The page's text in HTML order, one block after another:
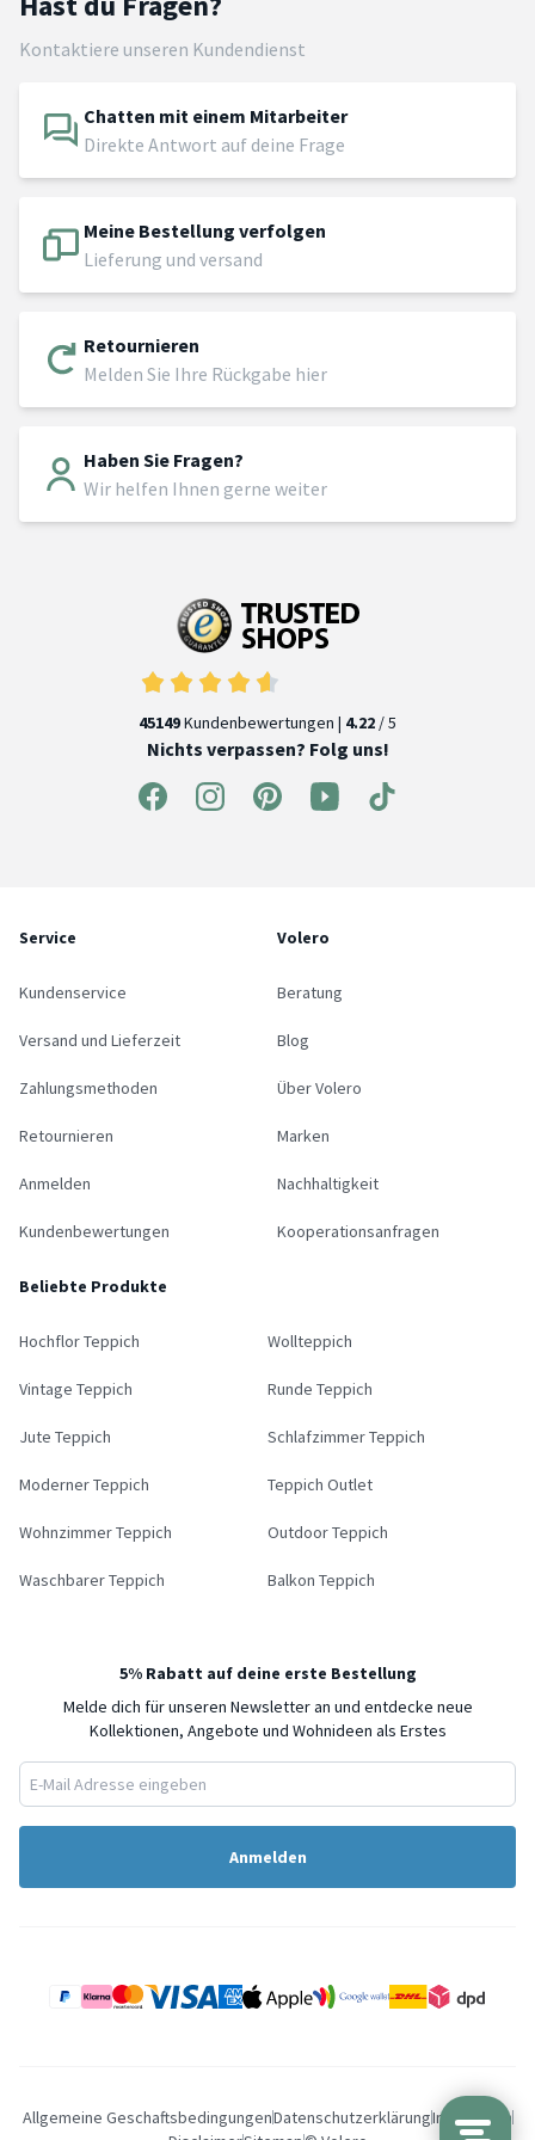
Kontaktiere unseren Kundendienst
Chatten mit einem Mitarbeiter
Direkte Antwort auf deine Frage
Meine Bestellung verfolgen
Lieferung und versand
Retournieren
Melden Sie Ihre Rückgabe hier
Haben Sie Fragen?
Wir helfen Ihnen gerne weiter
45149Kundenbewertungen | 4.22 / 5
Nichts verpassen? Folg uns!
Service
Kundenservice
Versand und Lieferzeit
Zahlungsmethoden
Retournieren
Anmelden
Kundenbewertungen
Volero
Beratung
Blog
Über Volero
Marken
Nachhaltigkeit
Kooperationsanfragen
Beliebte Produkte
Hochflor Teppich Wollteppich
Vintage Teppich Runde Teppich
Jute Teppich Schlafzimmer Teppich
Moderner Teppich Teppich Outlet
Wohnzimmer Teppich Outdoor Teppich
Waschbarer Teppich Balkon Teppich
5% Rabatt auf deine erste Bestellung
Melde dich für unseren Newsletter an und entdecke neue
Kollektionen, Angebote und Wohnideen als Erstes
Anmelden
Allgemeine GeschaftsbedingungenDatenschutzerklärungImpressum